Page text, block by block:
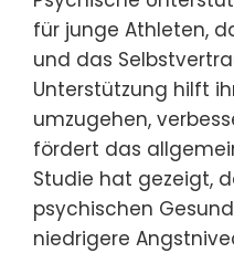
für junge Athleten,
und das
Unterstützung hilft
umzugehen,
fördert das
Studie hat gezeigt,
psychischen
niedrigere